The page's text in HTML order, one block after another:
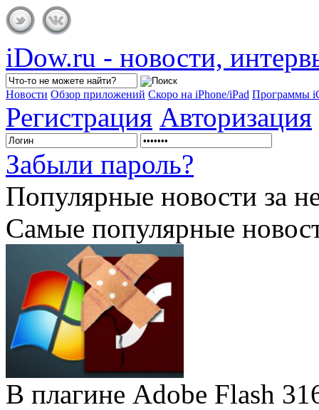
iDow.ru - новости,
Новости Обзор приложений Скоро на iPhone/iPad Программы
Регистрация Авторизация
Забыли пароль?
Популярные новости за
Самые популярные
В плагине Adobe Flash